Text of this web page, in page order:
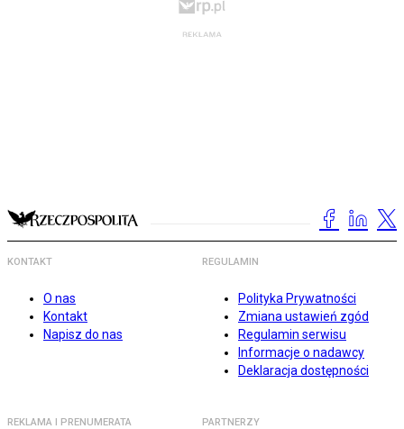
KONTAKT
O nas
Kontakt
Napisz do nas
REGULAMIN
Polityka Prywatności
Zmiana ustawień zgód
Regulamin serwisu
Informacje o nadawcy
Deklaracja dostępności
REKLAMA I PRENUMERATA PARTNERZY